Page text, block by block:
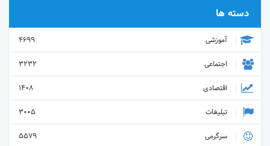
دسته ها
آموزشی
4699
اجتماعی
3232
اقتصادی
1408
تبلیغات
3005
سرگرمی
5579